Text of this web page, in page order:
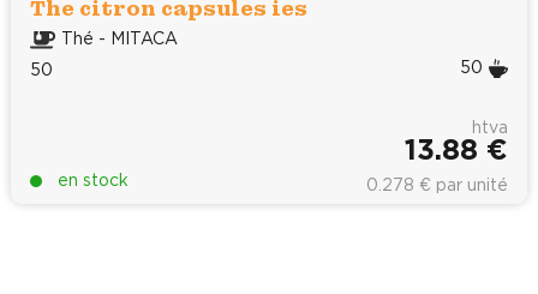
The citron capsules ies
Thé - MITACA
50
50
en stock
htva
13.88 €
0.278 € par unité